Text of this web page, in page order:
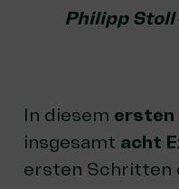
Philipp Stoll
In diesem ersten
insgesamt acht
ersten Schritten